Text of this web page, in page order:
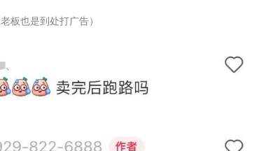
板也是到处打广告）